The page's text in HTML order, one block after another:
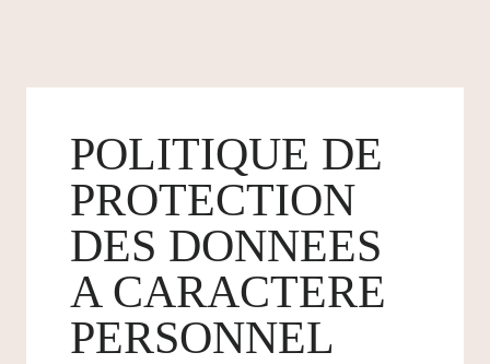
POLITIQUE DE
PROTECTION
DES DONNEES
A CARACTERE
PERSONNEL